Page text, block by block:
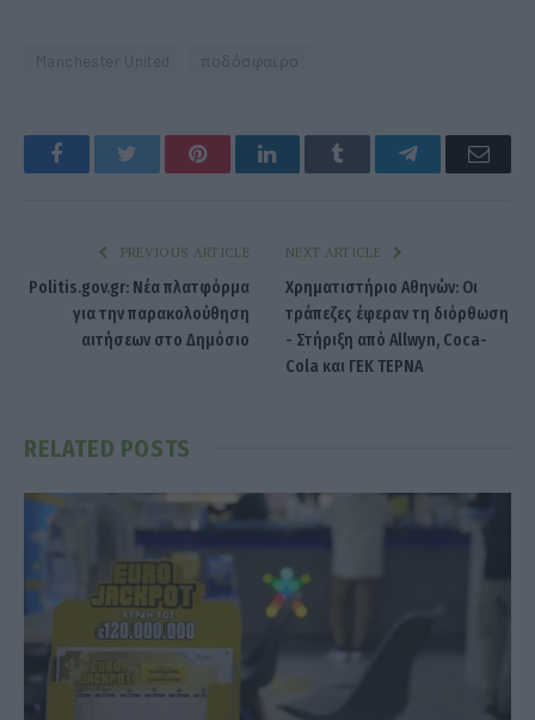
ποδόσφαιρο
Facebook Twitter PinterestLinkedIn Tumblr Telegram
PREVIOUS ARTICLE
Politis.gov.gr: Νέα πλατφόρμα
για την παρακολούθηση
αιτήσεων στο Δημόσιο
NEXT ARTICLE
Χρηματιστήριο Αθηνών: Οι
τράπεζες έφεραν τη διόρθωση
- Στήριξη από Allwyn, Coca-
Cola και ΓΕΚ ΤΕΡΝΑ
RELATED POSTS